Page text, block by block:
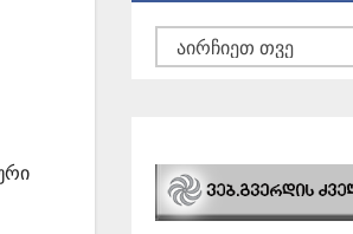
არქივები